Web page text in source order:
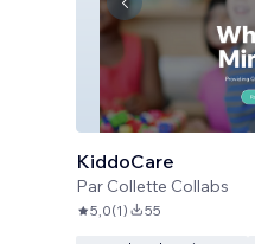
KiddoCare
Par Collette Collabs
5,0(1) 55